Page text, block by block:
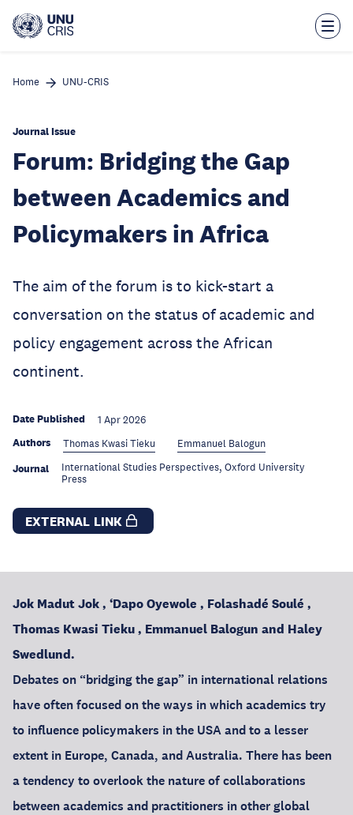
main
Home UNU-CRIS
Journal Issue
Forum: Bridging the Gap
between Academics and
Policymakers in Africa
The aim of the forum is to kick-start a
conversation on the status of academic and
policy engagement across the African
continent.
Date Published 1 Apr 2026
Authors Thomas Kwasi Tieku Emmanuel Balogun
Journal
International Studies Perspectives, Oxford University
Press
EXTERNAL LINK
Jok Madut Jok , ‘Dapo Oyewole , Folashadé Soulé ,
Thomas Kwasi Tieku , Emmanuel Balogun and Haley
Swedlund.
Debates on “bridging the gap” in international relations
have often focused on the ways in which academics try
to influence policymakers in the USA and to a lesser
extent in Europe, Canada, and Australia. There has been
a tendency to overlook the nature of collaborations
between academics and practitioners in other global